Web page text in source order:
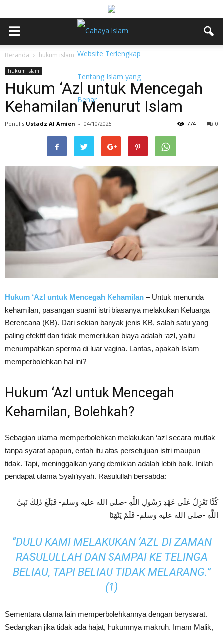
Beranda hukum islam
hukum islam
Hukum ‘Azl untuk Mencegah
Kehamilan Menurut Islam
Penulis Ustadz Al Amien - 04/10/2025 0
774
Hukum ‘Azl untuk Mencegah Kehamilan – Untuk menunda
kehamilan, pasangan suami istri biasanya melakukan Keluarga
Berencana (KB). Dari sekian banyak jenis KB, salah satu yang
paling efektif dan tidak memerlukan biaya adalah ‘azl, yaitu
menumpahkan sperma di luar vagina. Lantas, apakah Islam
memperbolehkan hal ini?
Hukum ‘Azl untuk Mencegah
Kehamilan, Bolehkah?
Sebagian ulama memperbolehkan melakukan ‘azl secara mutlak
tanpa syarat apapun, entah itu atas persetujuan istri maupun
tidak. Tapi, meninggalkan yang demikian adalah lebih baik. Inilah
pendapat ulama Syafi’iyyah. Rasulullah bersabda:
كُنَّا نَعْزِلُ عَلَى عَهْدِ رَسُولِ اللَّهِ -صلى الله عليه وسلم- فَبَلَغَ ذَلِكَ نَبِىَّ
اللَّهِ -صلى الله عليه وسلم- فَلَمْ يَنْهَنَا
“DULU KAMI MELAKUKAN ‘AZL DI ZAMAN
RASULULLAH DAN SAMPAI KE TELINGA
BELIAU, TAPI BELIAU TIDAK MELARANG.”
(1)
Sementara ulama lain memperbolehkannya dengan berysarat.
Sedangkan jika tidak ada hajat, hukumnya makruh. Imam Malik,